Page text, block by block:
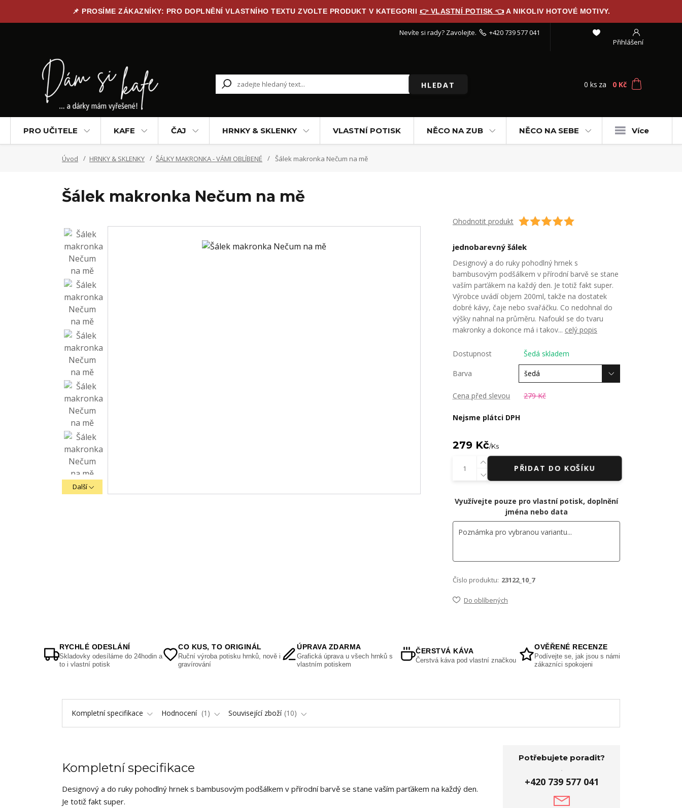
📌 PROSÍME ZÁKAZNÍKY: PRO DOPLNĚNÍ VLASTNÍHO TEXTU ZVOLTE PRODUKT V KATEGORII 👉 VLASTNÍ POTISK 👈 A NIKOLIV HOTOVÉ MOTIVY.
Přihlášení
HLEDAT
Nevíte si rady? Zavolejte. +420 739 577 041
0 ks za 0 Kč
PRO UČITELE KAFE ČAJ HRNKY & SKLENKY VLASTNÍ POTISK NĚCO NA ZUB NĚCO NA SEBE Více
Úvod HRNKY & SKLENKY ŠÁLKY MAKRONKA - VÁMI OBLÍBENÉ Šálek makronka Nečum na mě
Šálek makronka Nečum na mě
Další
Ohodnotit produkt
jednobarevný šálek
Designový a do ruky pohodlný hrnek s
bambusovým podšálkem v přírodní barvě se stane
vaším parťákem na každý den. Je totiž fakt super.
Výrobce uvádí objem 200ml, takže na dostatek
dobré kávy, čaje nebo svařáčku. Co nedohnal do
výšky nahnal na průměru. Nafoukl se do tvaru
makronky a dokonce má i takov... celý popis
Dostupnost Šedá skladem
Barva
Cena před slevou 279 Kč
Nejsme plátci DPH
279 Kč/Ks
PŘIDAT DO KOŠÍKU
Využívejte pouze pro vlastní potisk, doplnění
jména nebo data
Číslo produktu: 23122_10_7
Do oblíbených
RYCHLÉ ODESLÁNÍ
Skladovky odesíláme do 24hodin a
to i vlastní potisk
CO KUS, TO ORIGINÁL
Ruční výroba potisku hrnků, nově i
gravírování
ÚPRAVA ZDARMA
Grafická úprava u všech hrnků s
vlastním potiskem
ČERSTVÁ KÁVA
Čerstvá káva pod vlastní značkou
OVĚŘENÉ RECENZE
Podívejte se, jak jsou s námi
zákazníci spokojeni
Kompletní specifikace Hodnocení 1 Související zboží 10
Kompletní specifikace
Designový a do ruky pohodlný hrnek s bambusovým podšálkem v přírodní barvě se stane vaším parťákem na každý den.
Je totiž fakt super.
Potřebujete poradit?
+420 739 577 041